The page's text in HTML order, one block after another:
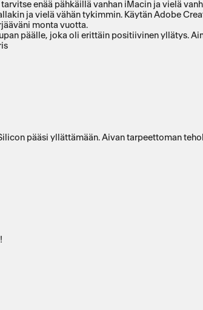
enää pähkäillä vanhan iMacin ja vielä
ja vielä vähän tykimmin. Käytän Adobe
monta vuotta.
päälle, joka oli erittäin positiivinen yllätys.
pääsi yllättämään. Aivan tarpeettoman